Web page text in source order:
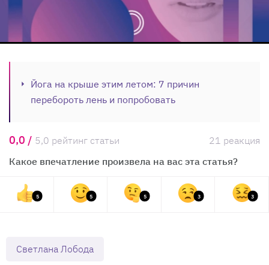
Йога на крыше этим летом: 7 причин
перебороть лень и попробовать
0,0 / 5,0 рейтинг статьи
21 реакция
Какое впечатление произвела на вас эта статья?
5 5 5 3 3
Светлана Лобода